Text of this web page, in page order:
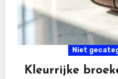
Niet
Kleurrijke